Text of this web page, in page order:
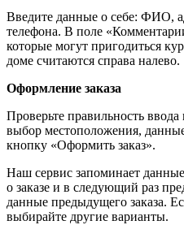
Введите данные о себе: ФИО,
телефона. В поле
которые могут пригодиться
доме считаются справа налево.
Оформление заказа
Проверьте правильность
выбор местоположения,
кнопку «Оформить заказ».
Наш сервис запоминает
о заказе и в следующий раз
данные предыдущего заказа.
выбирайте другие варианты.